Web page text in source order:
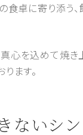
食卓に寄り添
心を込めて焼き
ます。
ないシ